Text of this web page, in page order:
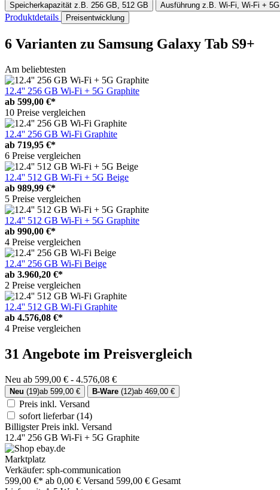
Speicherkapazität z.B. 256 GB, 512 GB Ausführung z.B. Wi-Fi, Wi-Fi + 5G
Produktdetails Preisentwicklung
6 Varianten zu Samsung Galaxy Tab S9+
Am beliebtesten
12.4'' 256 GB Wi-Fi + 5G Graphite
ab 599,00 €*
10 Preise vergleichen
12.4'' 256 GB Wi-Fi Graphite
ab 719,95 €*
6 Preise vergleichen
12.4'' 512 GB Wi-Fi + 5G Beige
ab 989,99 €*
5 Preise vergleichen
12.4'' 512 GB Wi-Fi + 5G Graphite
ab 990,00 €*
4 Preise vergleichen
12.4'' 256 GB Wi-Fi Beige
ab 3.960,20 €*
2 Preise vergleichen
12.4'' 512 GB Wi-Fi Graphite
ab 4.576,08 €*
4 Preise vergleichen
31 Angebote im Preisvergleich
Neu ab 599,00 € - 4.576,08 €
Neu (19)ab 599,00 € B-Ware (12)ab 469,00 €
Preis inkl. Versand
sofort lieferbar(14)
Billigster Preis inkl. Versand
12.4'' 256 GB Wi-Fi + 5G Graphite
Marktplatz
Verkäufer: sph-communication
599,00 €* ab 0,00 € Versand 599,00 € Gesamt